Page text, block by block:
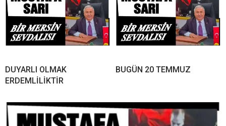
DUYARLI OLMAK
ERDEMLİLİKTİR
BUGÜN 20 TEMMUZ